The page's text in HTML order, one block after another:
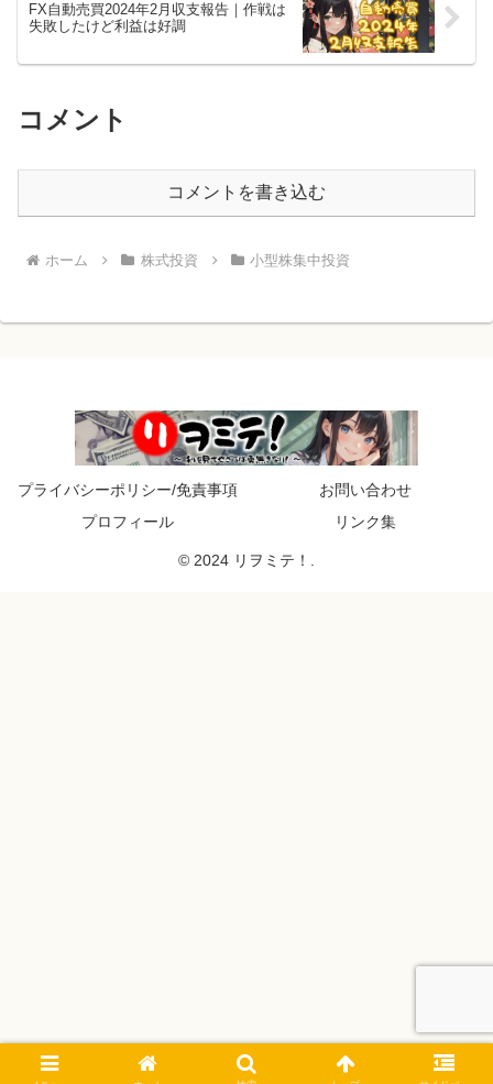
FX自動売買2024年2月収支報告｜作戦は
失敗したけど利益は好調
コメント
コメントを書き込む
ホーム 株式投資 小型株集中投資
プライバシーポリシー/免責事項
お問い合わせ
プロフィール
リンク集
© 2024 リヲミテ！.